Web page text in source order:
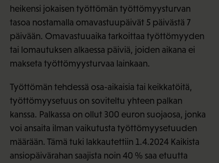
heikensi jokaisen työttömän työttömyysturvan
tasoa nostamalla omavastuupäivät 5 päivästä 7
päivään. Omavastuuaika tarkoittaa työttömyyden
tai lomautuksen alkaessa päiviä, joiden aikana ei
makseta työttömyysturvaa lainkaan.
Työttömän tehdessä osa-aikaisia tai keikkatöitä,
työttömyysetuus on soviteltu yhteen palkan
kanssa. Palkassa on ollut 300 euron suojaosa, jonka
voi ansaita ilman vaikutusta työttömyysetuuden
määrään. Tämä tuki lakkautettiin 1.4.2024 Kaikista
ansiopäivärahan saajista noin 40 % saa etuutta